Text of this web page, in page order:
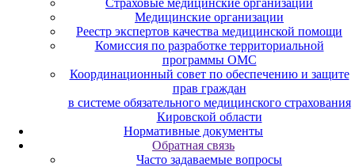
Медицинские организации
Реестр экспертов качества медицинской помощи
Комиссия по разработке территориальной
программы ОМС
Координационный совет по обеспечению и защите
прав граждан
в системе обязательного медицинского страхования
Кировской области
Нормативные документы
Обратная связь
Часто задаваемые вопросы